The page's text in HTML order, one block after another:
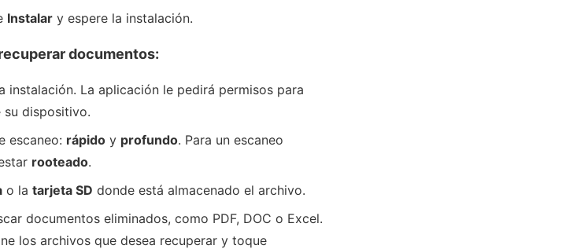
Instalar y espere la instalación.
documentos:
instalación. La aplicación le pedirá permisos para
su dispositivo.
escaneo: rápido y profundo. Para un escaneo
rooteado.
o la tarjeta SD donde está almacenado el archivo.
documentos eliminados, como PDF, DOC o Excel.
los archivos que desea recuperar y toque